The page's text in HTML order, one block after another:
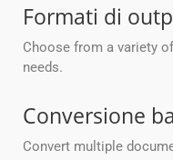
Formati di
Choose from a variety
needs.
Conversione
Convert multiple